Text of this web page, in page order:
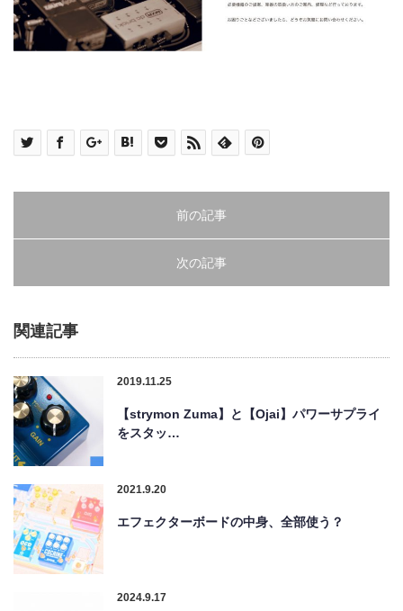
前の記事
次の記事
関連記事
2019.11.25
【strymon Zuma】と【Ojai】パワーサプライ
をスタッ…
2021.9.20
エフェクターボードの中身、全部使う？
2024.9.17